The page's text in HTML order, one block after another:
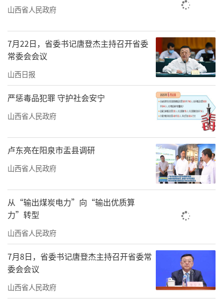
前来咨询采购，抿一口山西老陈醋，直呼酸得
过瘾。太原市宁化府益源庆醋业有限公司、山
西紫林醋业股份有限公司的产品早已名声在
外，而山西辛公府食醋酿造有限公司、山西荣
欣酿造有限公司作为首次参展的醋企，一经亮
相便圈粉无数。
“我们的产品不只有山西老陈醋，还有果
醋。很多人品尝后，感觉很好。醋不仅可以调
味，还有很好的康养价值。此次我们带了两类
产品，一类是谷物发酵的功能醋，另一类是水
果发酵的功能醋，顺应了现在的大健康养生趋
势。”山西荣欣酿造有限公司总经理助理荣誉
说。
“首次参加消博会，感觉人气很旺，山西
展区很受欢迎，希望借助这一平台，让山西好
醋走向世界。也希望以醋为媒，吸引更多游客
走进山西，了解山西，投资山西。”山西辛公
山西省人民政府
7月22日，省委书记唐登杰主持召开省委
常委会会议
山西日报
严惩毒品犯罪 守护社会安宁
山西省人民政府
卢东亮在阳泉市盂县调研
山西省人民政府
从“输出煤炭电力”向“输出优质算
力”转型
山西省人民政府
7月8日，省委书记唐登杰主持召开省委常
委会会议
山西省人民政府